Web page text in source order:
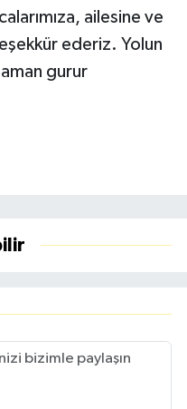
ailesine ve
ederiz. Yolun
gurur